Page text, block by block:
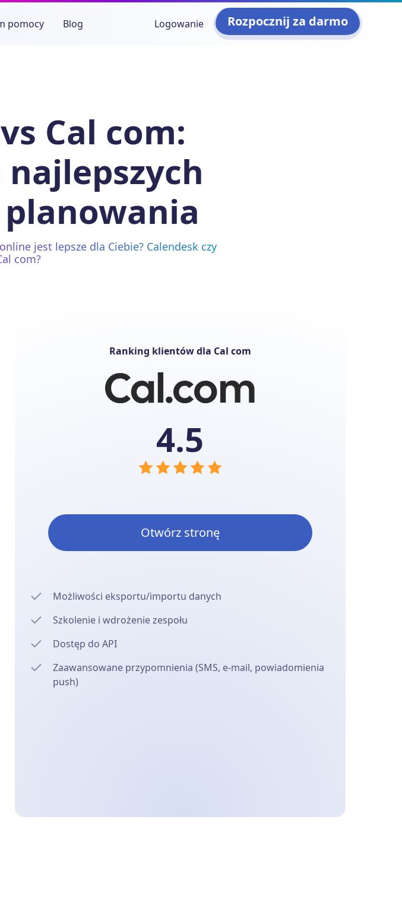
pomocy Blog Logowanie Rozpocznij za darmo
Cal com:
jest lepsze dla Ciebie? Calendesk czy
com?
Ranking klientów dla Cal com
4.5
Otwórz stronę
Możliwości eksportu/importu danych
Szkolenie i wdrożenie zespołu
Dostęp do API
Zaawansowane przypomnienia (SMS, e-mail, powiadomienia
push)